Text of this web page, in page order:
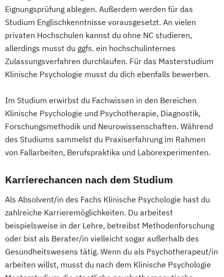
Eignungsprüfung ablegen. Außerdem werden für das
Studium Englischkenntnisse vorausgesetzt. An vielen
privaten Hochschulen kannst du ohne NC studieren,
allerdings musst du ggfs. ein hochschulinternes
Zulassungsverfahren durchlaufen. Für das Masterstudium
Klinische Psychologie musst du dich ebenfalls bewerben.
Im Studium erwirbst du Fachwissen in den Bereichen
Klinische Psychologie und Psychotherapie, Diagnostik,
Forschungsmethodik und Neurowissenschaften. Während
des Studiums sammelst du Praxiserfahrung im Rahmen
von Fallarbeiten, Berufspraktika und Laborexperimenten.
Karrierechancen nach dem Studium
Als Absolvent/in des Fachs Klinische Psychologie hast du
zahlreiche Karrieremöglichkeiten. Du arbeitest
beispielsweise in der Lehre, betreibst Methodenforschung
oder bist als Berater/in vielleicht sogar außerhalb des
Gesundheitswesens tätig. Wenn du als Psychotherapeut/in
arbeiten willst, musst du nach dem Klinische Psychologie